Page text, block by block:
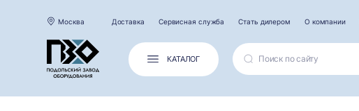
Москва Доставка Сервисная служба Стать дилером О компании
КАТАЛОГ